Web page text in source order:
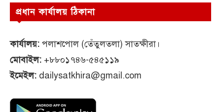
প্রধান কার্যালয় ঠিকানা
কার্যালয়: পলাশপোল (তেঁতুলতলা) সাতক্ষীরা।
মোবাইল: +৮৮০১৭৪৬-৫৪৫১১৯
ইমেইল: dailysatkhira@gmail.com